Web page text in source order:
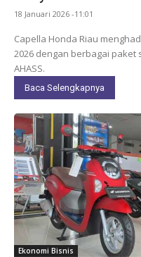
18 Januari 2026 -11:01
Capella Honda Riau
2026 dengan berbagai
AHASS.
Baca Selengkapnya
Ekonomi Bisnis